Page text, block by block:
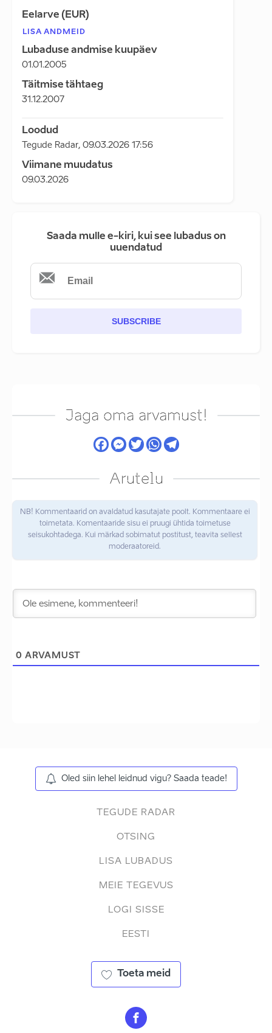
Eelarve (EUR)
LISA ANDMEID
Lubaduse andmise kuupäev
01.01.2005
Täitmise tähtaeg
31.12.2007
Loodud
Tegude Radar, 09.03.2026 17:56
Viimane muudatus
09.03.2026
Saada mulle e-kiri, kui see lubadus on
uuendatud
SUBSCRIBE
Jaga oma arvamust!
Arutelu
NB! Kommentaarid on avaldatud kasutajate poolt. Kommentaare ei
toimetata. Komentaaride sisu ei pruugi ühtida toimetuse
seisukohtadega. Kui märkad sobimatut postitust, teavita sellest
moderaatoreid.
0 ARVAMUST
Oled siin lehel leidnud vigu? Saada teade!
TEGUDE RADAR
OTSING
LISA LUBADUS
MEIE TEGEVUS
LOGI SISSE
EESTI
Toeta meid